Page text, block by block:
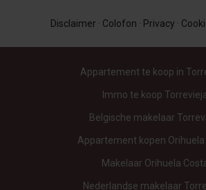
Disclaimer · Colofon · Privacy ·
Appartement te koop in
Immo te koop
Belgische makelaar
Appartement kopen Orihuela
Makelaar Orihuela
Nederlandse makelaar